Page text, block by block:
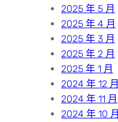
2025 年 5 月
2025 年 4 月
2025 年 3 月
2025 年 2 月
2025 年 1 月
2024 年 12 月
2024 年 11 月
2024 年 10 月